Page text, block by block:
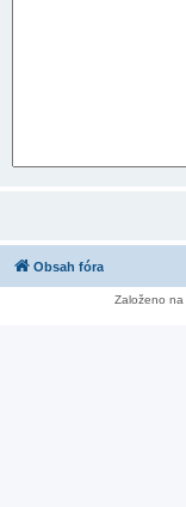
Obsah fóra
Založeno na